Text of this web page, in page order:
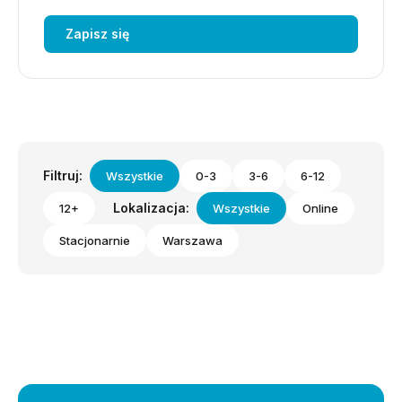
Zapisz się
Filtruj: Wszystkie 0-3 3-6 6-12
12+ Lokalizacja: Wszystkie Online
Stacjonarnie Warszawa